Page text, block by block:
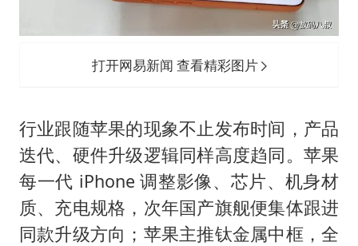
打开网易新闻 查看精彩图片
行业跟随苹果的现象不止发布时间，产品
迭代、硬件升级逻辑同样高度趋同。苹果
每一代 iPhone 调整影像、芯片、机身材
质、充电规格，次年国产旗舰便集体跟进
同款升级方向；苹果主推钛金属中框，全